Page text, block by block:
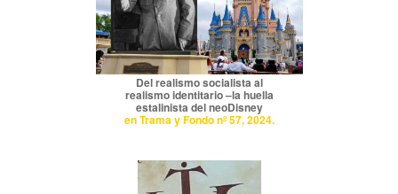
Del realismo socialista al
realismo identitario –la huella
estalinista del neoDisney
en Trama y Fondo nº 57, 2024.